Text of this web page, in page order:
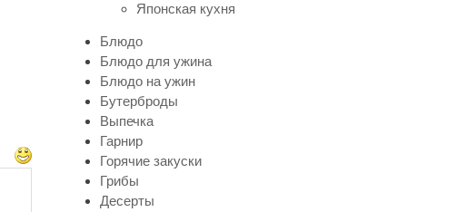
Японская кухня
Блюдо
Блюдо для ужина
Блюдо на ужин
Бутерброды
Выпечка
Гарнир
Горячие закуски
Грибы
Десерты